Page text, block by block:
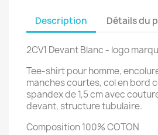
Description Détails du
2CV1 Devant Blanc - logo
Tee-shirt pour homme,
manches courtes, col en bord
spandex de 1,5 cm avec
devant, structure tubulaire.
Composition 100% COTON